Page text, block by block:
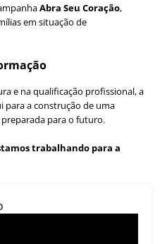
Abra Seu Coração,
em situação de
e na qualificação profissional, a
para a construção de uma
para o futuro.
trabalhando para a